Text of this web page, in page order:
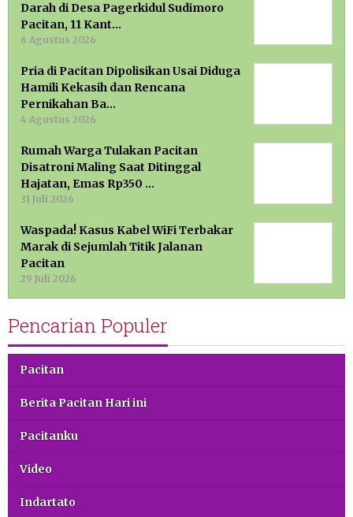
Darah di Desa Pagerkidul Sudimoro
Pacitan, 11 Kant…
6 Agustus 2026
Pria di Pacitan Dipolisikan Usai Diduga
Hamili Kekasih dan Rencana
Pernikahan Ba…
4 Agustus 2026
Rumah Warga Tulakan Pacitan
Disatroni Maling Saat Ditinggal
Hajatan, Emas Rp350 …
31 Juli 2026
Waspada! Kasus Kabel WiFi Terbakar
Marak di Sejumlah Titik Jalanan
Pacitan
29 Juli 2026
Pencarian Populer
Pacitan
Berita Pacitan Hari ini
Pacitanku
Video
Indartato